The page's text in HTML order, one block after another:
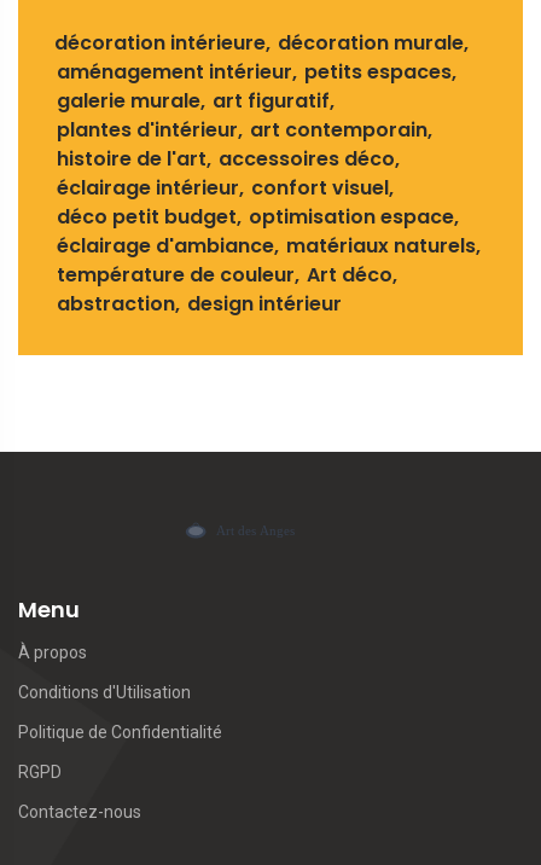
décoration intérieure décoration murale
aménagement intérieur petits espaces
galerie murale art figuratif
plantes d'intérieur art contemporain
histoire de l'art accessoires déco
éclairage intérieur confort visuel
déco petit budget optimisation espace
éclairage d'ambiance matériaux naturels
température de couleur Art déco
abstraction design intérieur
Menu
À propos
Conditions d'Utilisation
Politique de Confidentialité
RGPD
Contactez-nous